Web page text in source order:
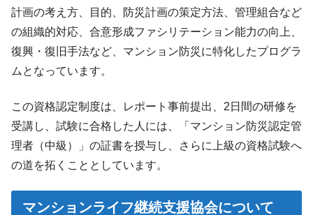
計画の考え方、目的、防災計画の策定方法、管理組合など
の組織的対応、合意形成ファシリテーション能力の向上、
復興・復旧手法など、マンション防災に特化したプログラ
ムとなっています。
この資格認定制度は、レポート事前提出、2日間の研修を
受講し、試験に合格した人には、「マンション防災認定管
理者（中級）」の証書を授与し、さらに上級の資格試験へ
の道を拓くこととしています。
マンションライフ継続支援協会について